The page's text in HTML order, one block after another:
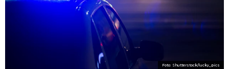
Foto: Shutterstock/lucky_pics